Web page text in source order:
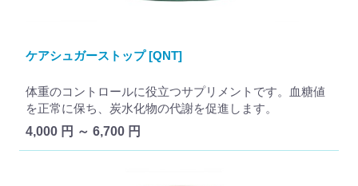
ケアシュガーストップ [QNT]
体重のコントロールに役立つサプリメントです。血糖値
を正常に保ち、炭水化物の代謝を促進します。
4,000 円 ～ 6,700 円